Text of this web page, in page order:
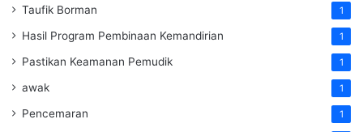
Taufik Borman 1
Hasil Program Pembinaan Kemandirian 1
Pastikan Keamanan Pemudik 1
awak 1
Pencemaran 1